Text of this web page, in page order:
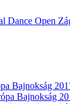
Dance Open
Bajnokság
Bajnokság